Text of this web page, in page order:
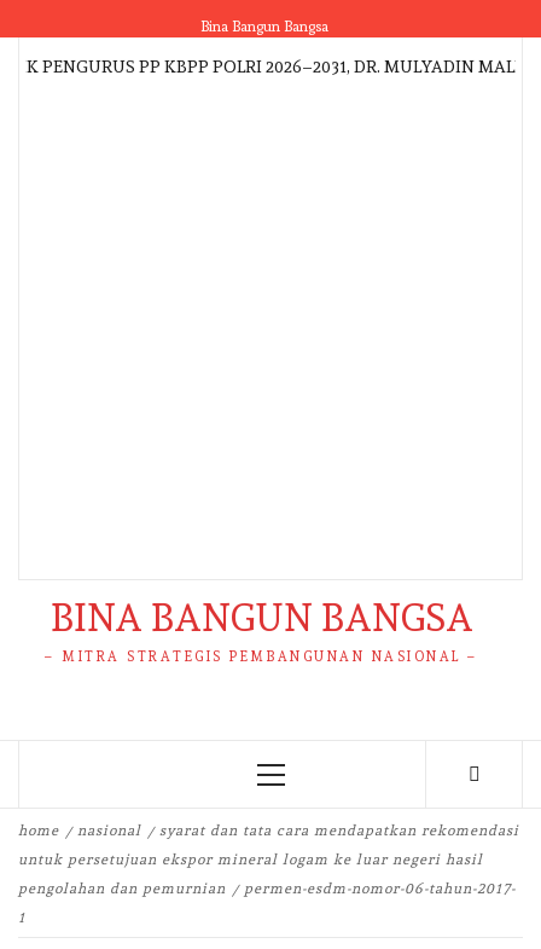
to
content
Bina Bangun Bangsa
PENGURUS PP KBPP POLRI 2026–2031, DR. MULYADIN MALIK
BINA BANGUN BANGSA
– MITRA STRATEGIS PEMBANGUNAN NASIONAL –
Primary
home nasional
syarat dan tata cara mendapatkan rekomendasi
untuk persetujuan ekspor mineral logam ke luar negeri hasil
pengolahan dan pemurnian
permen-esdm-nomor-06-tahun-2017-
1